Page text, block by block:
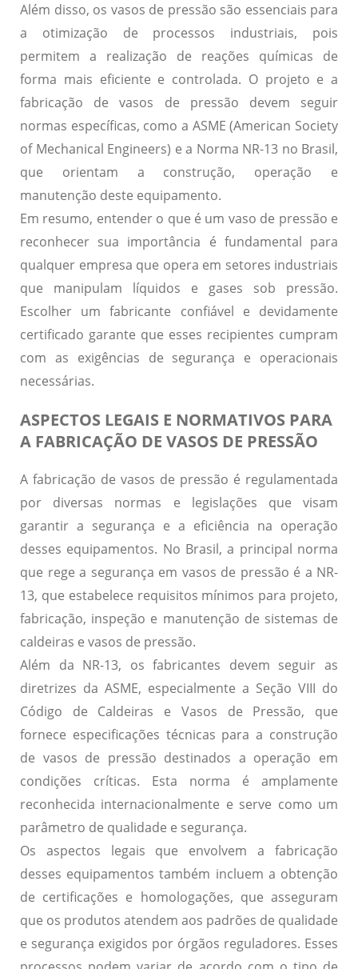
Além disso, os vasos de pressão são essenciais para
a otimização de processos industriais, pois
permitem a realização de reações químicas de
forma mais eficiente e controlada. O projeto e a
fabricação de vasos de pressão devem seguir
normas específicas, como a ASME (American Society
of Mechanical Engineers) e a Norma NR-13 no Brasil,
que orientam a construção, operação e
manutenção deste equipamento.
Em resumo, entender o que é um vaso de pressão e
reconhecer sua importância é fundamental para
qualquer empresa que opera em setores industriais
que manipulam líquidos e gases sob pressão.
Escolher um fabricante confiável e devidamente
certificado garante que esses recipientes cumpram
com as exigências de segurança e operacionais
necessárias.
ASPECTOS LEGAIS E NORMATIVOS PARA
A FABRICAÇÃO DE VASOS DE PRESSÃO
A fabricação de vasos de pressão é regulamentada
por diversas normas e legislações que visam
garantir a segurança e a eficiência na operação
desses equipamentos. No Brasil, a principal norma
que rege a segurança em vasos de pressão é a NR-
13, que estabelece requisitos mínimos para projeto,
fabricação, inspeção e manutenção de sistemas de
caldeiras e vasos de pressão.
Além da NR-13, os fabricantes devem seguir as
diretrizes da ASME, especialmente a Seção VIII do
Código de Caldeiras e Vasos de Pressão, que
fornece especificações técnicas para a construção
de vasos de pressão destinados a operação em
condições críticas. Esta norma é amplamente
reconhecida internacionalmente e serve como um
parâmetro de qualidade e segurança.
Os aspectos legais que envolvem a fabricação
desses equipamentos também incluem a obtenção
de certificações e homologações, que asseguram
que os produtos atendem aos padrões de qualidade
e segurança exigidos por órgãos reguladores. Esses